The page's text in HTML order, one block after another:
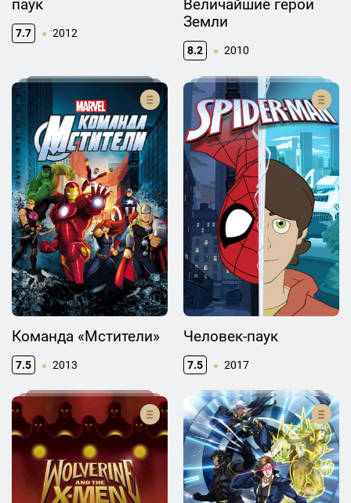
паук
7.7 2012
Величайшие герои
Земли
8.2 2010
Команда «Мстители»
7.5 2013
Человек-паук
7.5 2017